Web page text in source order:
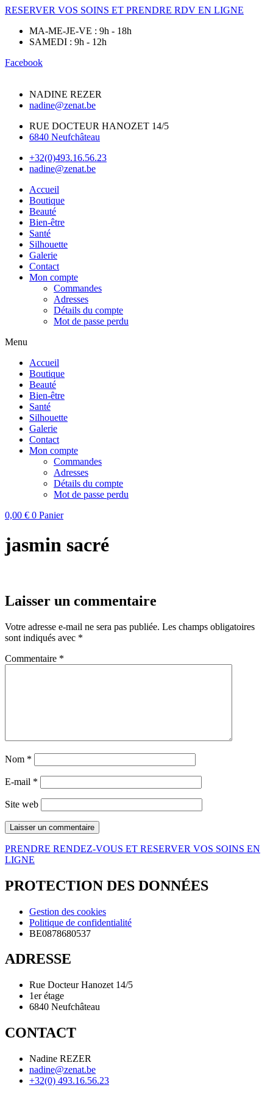
RESERVER VOS SOINS ET PRENDRE RDV EN LIGNE
MA-ME-JE-VE : 9h - 18h
SAMEDI : 9h - 12h
Facebook
NADINE REZER
nadine@zenat.be
RUE DOCTEUR HANOZET 14/5
6840 Neufchâteau
+32(0)493.16.56.23
nadine@zenat.be
Accueil
Boutique
Beauté
Bien-être
Santé
Silhouette
Galerie
Contact
Mon compte
Commandes
Adresses
Détails du compte
Mot de passe perdu
Menu
Accueil
Boutique
Beauté
Bien-être
Santé
Silhouette
Galerie
Contact
Mon compte
Commandes
Adresses
Détails du compte
Mot de passe perdu
0,00 € 0 Panier
jasmin sacré
Laisser un commentaire
Votre adresse e-mail ne sera pas publiée. Les champs obligatoires
sont indiqués avec *
Commentaire *
Nom *
E-mail *
Site web
PRENDRE RENDEZ-VOUS ET RESERVER VOS SOINS EN
LIGNE
PROTECTION DES DONNÉES
Gestion des cookies
Politique de confidentialité
BE0878680537
ADRESSE
Rue Docteur Hanozet 14/5
1er étage
6840 Neufchâteau
CONTACT
Nadine REZER
nadine@zenat.be
+32(0) 493.16.56.23